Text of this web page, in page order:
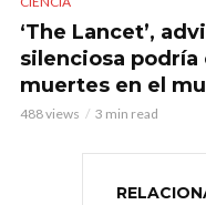
‘The Lancet’,
silenciosa
muertes en el
488 views 3 min read